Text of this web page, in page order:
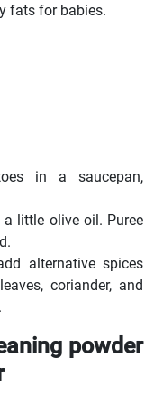
fats for babies.
in a saucepan,
little olive oil. Puree
alternative spices
coriander, and
powder